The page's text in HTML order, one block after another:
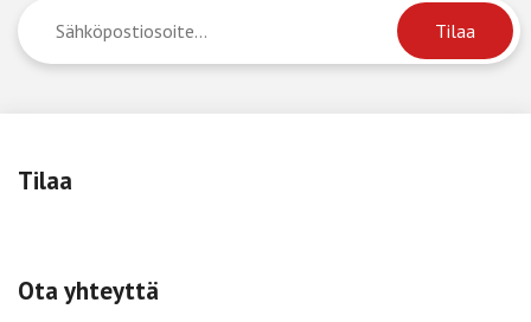
Tilaa
Ota yhteyttä